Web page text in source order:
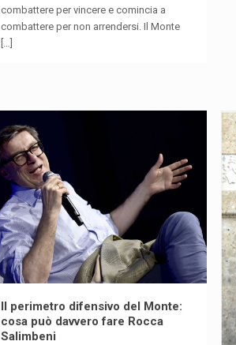
combattere per vincere e comincia a
combattere per non arrendersi. Il Monte
Il perimetro difensivo del Monte:
cosa può davvero fare Rocca
Salimbeni